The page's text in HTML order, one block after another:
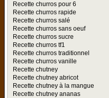
Recette churros pour 6
Recette churros rapide
Recette churros salé
Recette churros sans oeuf
Recette churros sucre
Recette churros tf1
Recette churros traditionnel
Recette churros vanille
Recette chutney
Recette chutney abricot
Recette chutney à la mangue
Recette chutney ananas